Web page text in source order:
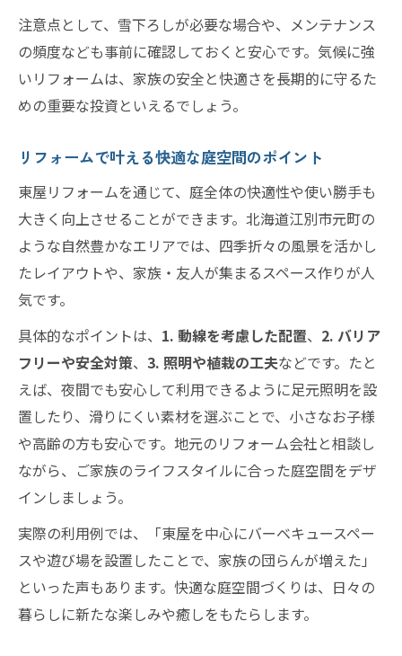
注意点として、雪下ろしが必要な場合や、メンテナンス
の頻度なども事前に確認しておくと安心です。気候に強
いリフォームは、家族の安全と快適さを長期的に守るた
めの重要な投資といえるでしょう。
リフォームで叶える快適な庭空間のポイント
東屋リフォームを通じて、庭全体の快適性や使い勝手も
大きく向上させることができます。北海道江別市元町の
ような自然豊かなエリアでは、四季折々の風景を活かし
たレイアウトや、家族・友人が集まるスペース作りが人
気です。
具体的なポイントは、 1. 動線を考慮した配置、 2. バリア
フリーや安全対策、 3. 照明や植栽の工夫などです。たと
えば、夜間でも安心して利用できるように足元照明を設
置したり、滑りにくい素材を選ぶことで、小さなお子様
や高齢の方も安心です。地元のリフォーム会社と相談し
ながら、ご家族のライフスタイルに合った庭空間をデザ
インしましょう。
実際の利用例では、「東屋を中心にバーベキュースペー
スや遊び場を設置したことで、家族の団らんが増えた」
といった声もあります。快適な庭空間づくりは、日々の
暮らしに新たな楽しみや癒しをもたらします。